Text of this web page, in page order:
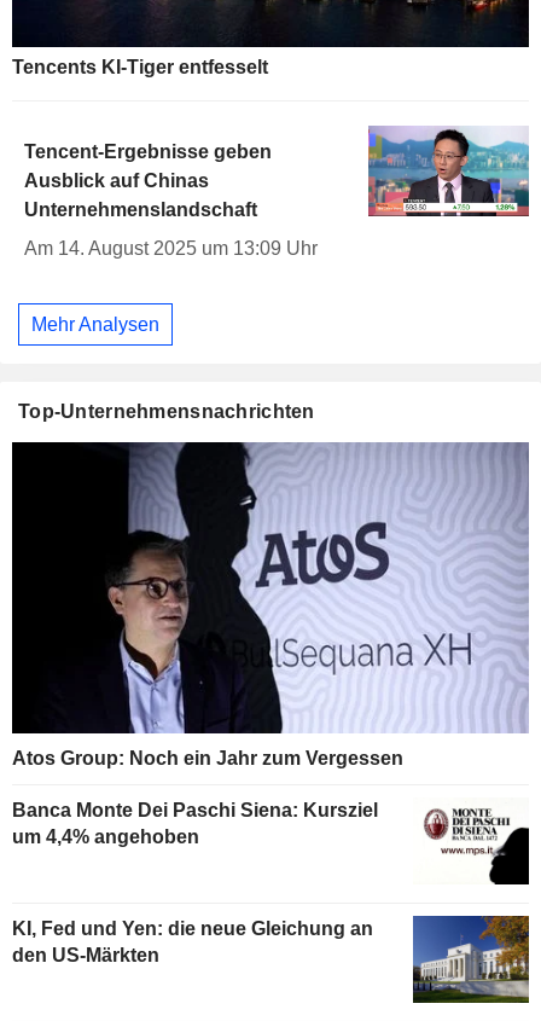
Tencents KI-Tiger entfesselt
Tencent-Ergebnisse geben
Ausblick auf Chinas
Unternehmenslandschaft
Am 14. August 2025 um 13:09 Uhr
Mehr Analysen
Top-Unternehmensnachrichten
Atos Group: Noch ein Jahr zum Vergessen
Banca Monte Dei Paschi Siena: Kursziel
um 4,4% angehoben
KI, Fed und Yen: die neue Gleichung an
den US-Märkten